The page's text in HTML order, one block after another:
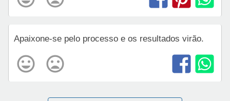
Apaixone-se pelo processo e os resultados virão.